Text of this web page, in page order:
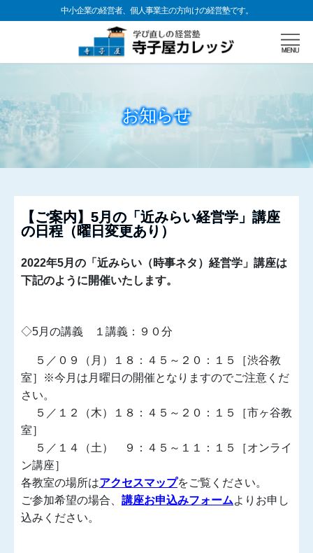
中小企業の経営者、個人事業主の方向けの経営塾です。
お知らせ
【ご案内】5月の「近みらい経営学」講座
の日程（曜日変更あり）
2022年5月の「近みらい（時事ネタ）経営学」講座は
下記のように開催いたします。
◇5月の講義 １講義：９０分
５／０９（月）１８：４５～２０：１５［渋谷教
室］※今月は月曜日の開催となりますのでご注意くだ
さい。
５／１２（木）１８：４５～２０：１５［市ヶ谷教
室］
５／１４（土） ９：４５～１１：１５［オンライ
ン講座］
各教室の場所はアクセスマップをご覧ください。
ご参加希望の場合、 講座お申込みフォームよりお申し
込みください。